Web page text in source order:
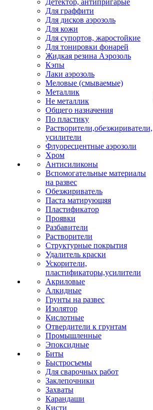
Детектор, антипригарые
Для граффити
Для дисков аэрозоль
Для кожи
Для супортов, жаростойкие
Для тонировки фонарей
Жидкая резина Аэрозоль
Кэпы
Лаки аэрозоль
Меловые (смываемые)
Металлик
Не металлик
Общего назначения
По пластику
Растворители,обезжириватели,
усилители
Флуоресцентные аэрозоли
Хром
Антисиликоны
Вспомогательные материалы
на развес
Обезжириватель
Паста матирующяя
Пластификатор
Проявки
Разбавители
Растворители
Структурные покрытия
Удалитель краски
Ускорители,
пластификаторы,усилители
Акриловые
Алкидные
Грунты на развес
Изолятор
Кислотные
Отвердители к грунтам
Промышленные
Эпоксидные
Биты
Быстросъемы
Для сварочных работ
Заклепочники
Захваты
Карандаши
Кисти